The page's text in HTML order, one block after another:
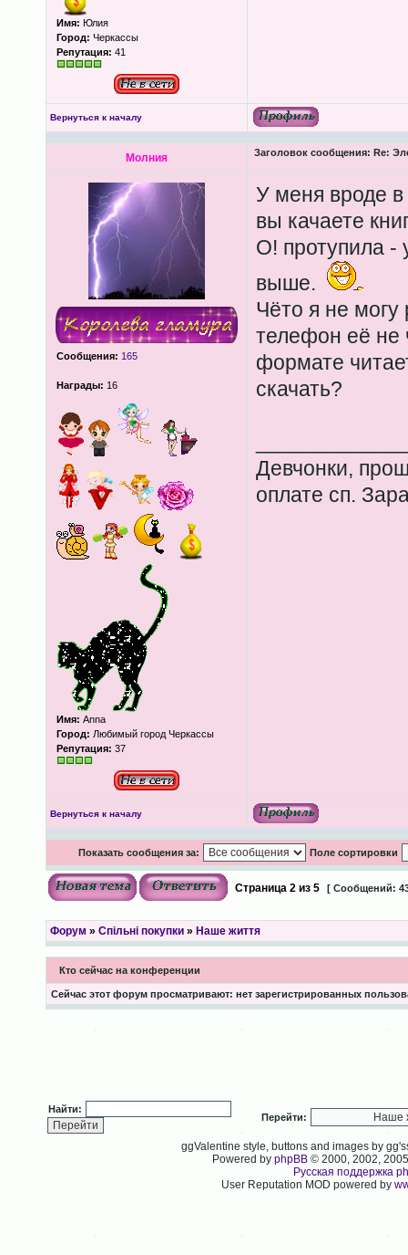
Имя: Юлия
Город: Черкассы
Репутация: 41
Вернуться к началу
Молния Заголовок сообщения: Re:
Сообщения: 165
Награды: 16
Имя: Anna
Город: Любимый город Черкассы
Репутация: 37
У меня вроде в
вы качаете
О! протупила -
выше.
Чёто я не могу
телефон её не
формате
скачать?
Девчонки,
оплате сп.
Вернуться к началу
Показать сообщения за: Поле сортировки
Страница 2из 5 [ Сообщений:
Форум » Спільні покупки» Наше життя
Кто сейчас на конференции
Сейчас этот форум просматривают: нет зарегистрированных
Найти:
Перейти:
ggValentine style, buttons and images by
Powered byphpBB © 2000, 2002,
Русская поддержка
User Reputation MOD powered by